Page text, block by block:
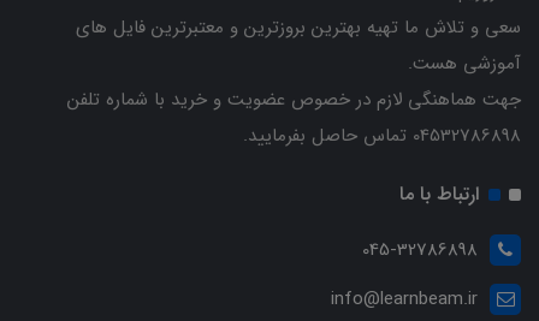
سعی و تلاش ما تهیه بهترین بروزترین و معتبرترین فایل های
آموزشی هست.
جهت هماهنگی لازم در خصوص عضویت و خرید با شماره تلفن
04532786898 تماس حاصل بفرمایید.
ارتباط با ما
045-32786898
info@learnbeam.ir